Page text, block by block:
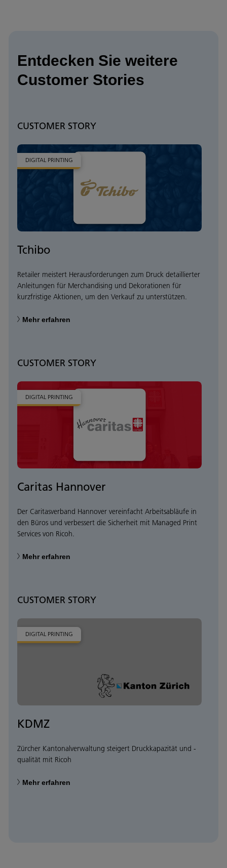
Entdecken Sie weitere
Customer Stories
CUSTOMER STORY
DIGITAL PRINTING
Tchibo
Retailer meistert Herausforderungen zum Druck detaillierter
Anleitungen für Merchandising und Dekorationen für
kurzfristige Aktionen, um den Verkauf zu unterstützen.
Mehr erfahren
CUSTOMER STORY
DIGITAL PRINTING
Caritas Hannover
Der Caritasverband Hannover vereinfacht Arbeitsabläufe in
den Büros und verbessert die Sicherheit mit Managed Print
Services von Ricoh.
Mehr erfahren
CUSTOMER STORY
DIGITAL PRINTING
KDMZ
Zürcher Kantonalverwaltung steigert Druckkapazität und -
qualität mit Ricoh
Mehr erfahren